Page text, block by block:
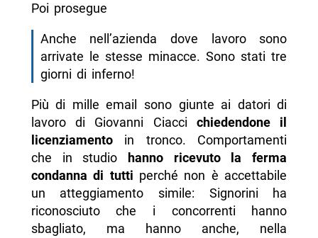
Poi prosegue
Anche nell’azienda dove lavoro sono
arrivate le stesse minacce. Sono stati tre
giorni di inferno!
Più di mille email sono giunte ai datori di
lavoro di Giovanni Ciacci chiedendone il
licenziamentoin tronco. Comportamenti
che in studio
hanno ricevuto la ferma
condanna di tutti perché non è accettabile
un atteggiamento simile: Signorini ha
riconosciuto che i concorrenti hanno
sbagliato, ma hanno anche, nella